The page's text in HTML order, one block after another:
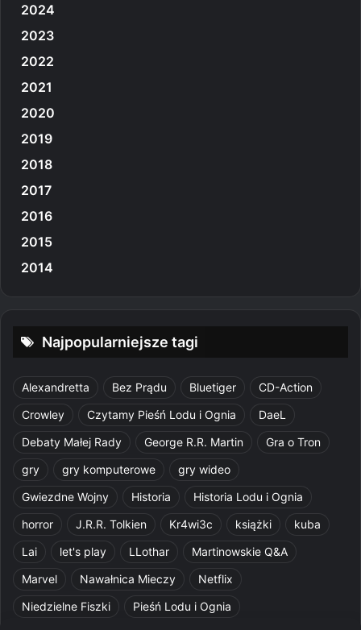
2024
2023
2022
2021
2020
2019
2018
2017
2016
2015
2014
Najpopularniejsze tagi
Alexandretta Bez Prądu Bluetiger
CD-Action
Crowley
Czytamy Pieśń Lodu i Ognia
DaeL
Debaty Małej Rady
George R.R. Martin
Gra o Tron
gry
gry komputerowe
gry wideo
Gwiezdne Wojny
Historia
Historia Lodu i Ognia
horror
J.R.R. Tolkien Kr4wi3c książki
kuba
Lai
let's play LLothar
Martinowskie Q&A
Marvel
Nawałnica Mieczy
Netflix
Niedzielne Fiszki
Pieśń Lodu i Ognia